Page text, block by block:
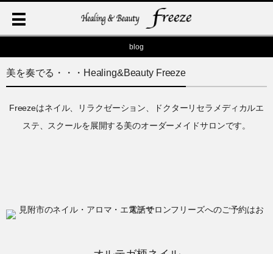
blog
美を奏でる・・・Healing&Beauty Freeze
Freezeはネイル、リラクゼーション、ドクターリセラメディカルエ
ステ、スクールを展開する美のオーダーメイドサロンです。